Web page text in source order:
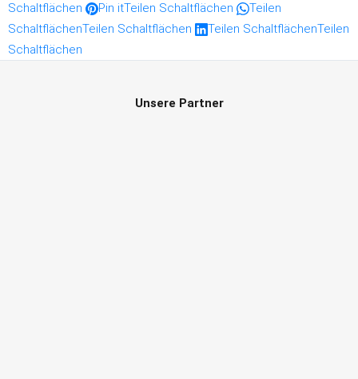
Schaltflächen
Pin itTeilen Schaltflächen
Teilen
SchaltflächenTeilen Schaltflächen Teilen SchaltflächenTeilen
Schaltflächen
Unsere Partner